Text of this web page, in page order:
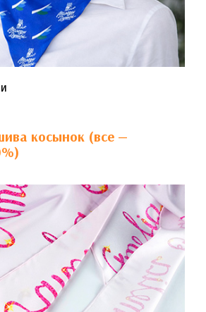
косынок (все —